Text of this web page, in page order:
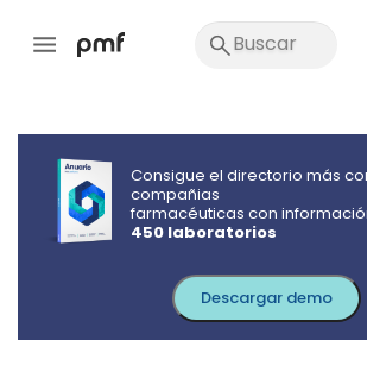
Consigue el directorio más
compañias
farmacéuticas con
450 laboratorios
Descargar demo